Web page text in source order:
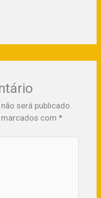
será publicado.
com *